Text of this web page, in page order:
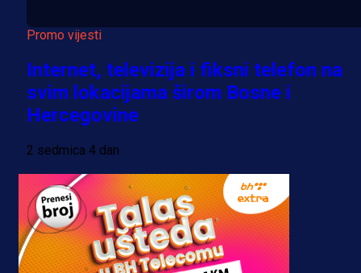
Promo vijesti
Internet, televizija i fiksni telefon na
svim lokacijama širom Bosne i
Hercegovine
2 sedmica 4 dan